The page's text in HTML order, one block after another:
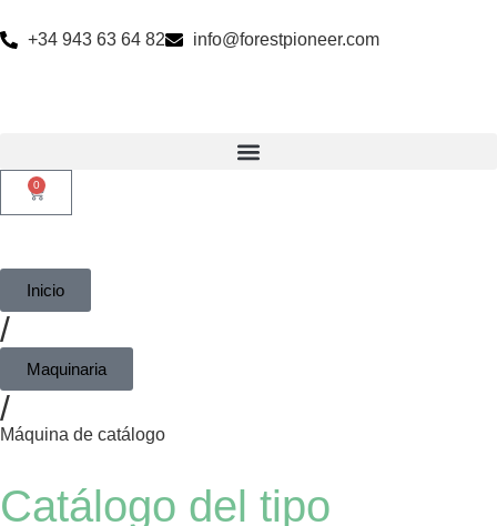
+34 943 63 64 82 info@forestpioneer.com
0
Inicio
/
Maquinaria
/
Máquina de catálogo
Catálogo del tipo